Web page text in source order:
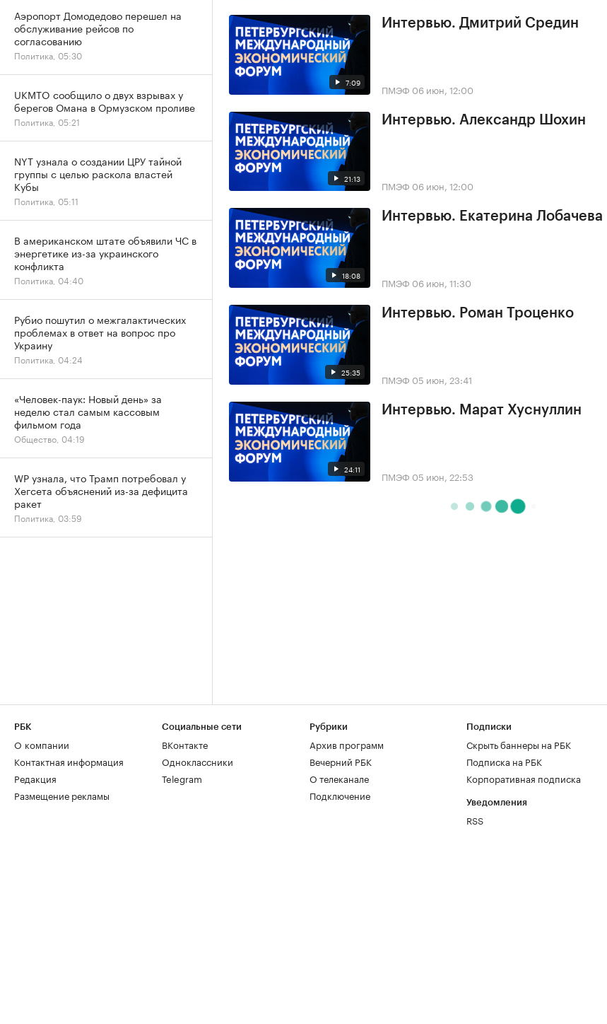
7:09
Интервью. Дмитрий Средин
ПМЭФ 06 июн, 12:00
21:13
Интервью. Александр Шохин
ПМЭФ 06 июн, 12:00
18:08
Интервью. Екатерина Лобачева
ПМЭФ 06 июн, 11:30
25:35
Интервью. Роман Троценко
ПМЭФ 05 июн, 23:41
24:11
Интервью. Марат Хуснуллин
ПМЭФ 05 июн, 22:53
Аэропорт Домодедово перешел на
обслуживание рейсов по
согласованию
Политика, 05:30
UKMTO сообщило о двух взрывах у
берегов Омана в Ормузском проливе
Политика, 05:21
NYT узнала о создании ЦРУ тайной
группы с целью раскола властей
Кубы
Политика, 05:11
В американском штате объявили ЧС в
энергетике из-за украинского
конфликта
Политика, 04:40
Рубио пошутил о межгалактических
проблемах в ответ на вопрос про
Украину
Политика, 04:24
«Человек-паук: Новый день» за
неделю стал самым кассовым
фильмом года
Общество, 04:19
WP узнала, что Трамп потребовал у
Хегсета объяснений из-за дефицита
ракет
Политика, 03:59
РБК
О компании
Контактная информация
Редакция
Размещение рекламы
Социальные сети
ВКонтакте
Одноклассники
Telegram
Рубрики
Архив программ
Вечерний РБК
О телеканале
Подключение
Подписки
Скрыть баннеры на РБК
Подписка на РБК
Корпоративная подписка
Уведомления
RSS